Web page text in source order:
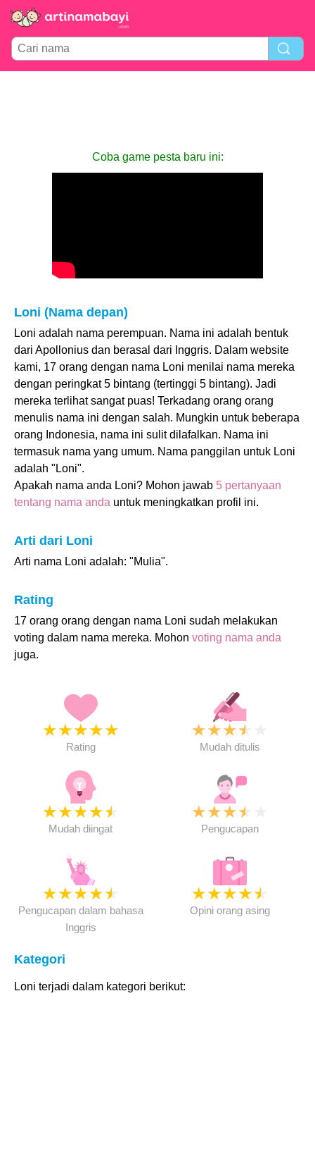
Coba game pesta baru ini:
Loni (Nama depan)
Loni adalah nama perempuan. Nama ini adalah bentuk
dari Apollonius dan berasal dari Inggris. Dalam website
kami, 17 orang dengan nama Loni menilai nama mereka
dengan peringkat 5 bintang (tertinggi 5 bintang). Jadi
mereka terlihat sangat puas! Terkadang orang orang
menulis nama ini dengan salah. Mungkin untuk beberapa
orang Indonesia, nama ini sulit dilafalkan. Nama ini
termasuk nama yang umum. Nama panggilan untuk Loni
adalah "Loni".
Apakah nama anda Loni? Mohon jawab 5 pertanyaan
tentang nama anda untuk meningkatkan profil ini.
Arti dari Loni
Arti nama Loni adalah: "Mulia".
Rating
17 orang orang dengan nama Loni sudah melakukan
voting dalam nama mereka. Mohon voting nama anda
juga.
★★★★★
Rating
★★★★
Mudah ditulis
★★★★★
Mudah diingat
★★★★
Pengucapan
★★★★★
Pengucapan dalam bahasa
Inggris
★★★★★
Opini orang asing
Kategori
Loni terjadi dalam kategori berikut: